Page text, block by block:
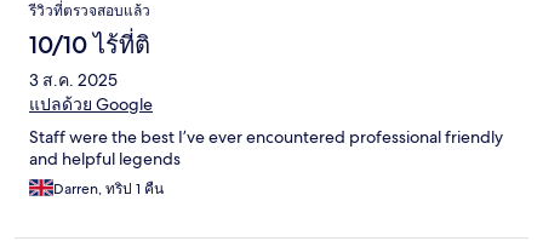
รีวิวที่ตรวจสอบแล้ว
10/10 ไร้ที่ติ
3 ส.ค. 2025
แปลด้วย Google
Staff were the best I’ve ever encountered professional friendly
and helpful legends
Darren, ทริป 1 คืน